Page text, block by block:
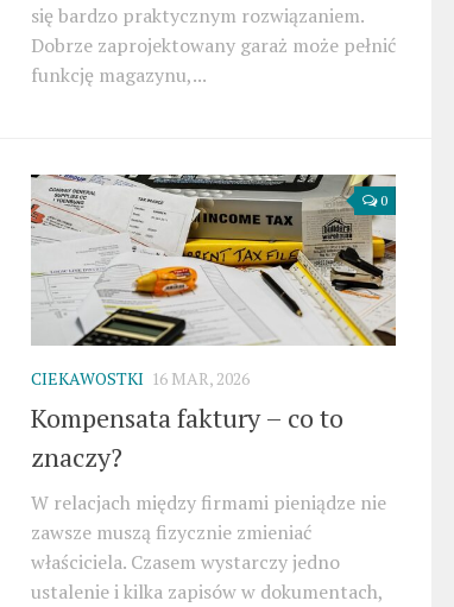
się bardzo praktycznym rozwiązaniem.
Dobrze zaprojektowany garaż może pełnić
funkcję magazynu,...
0
CIEKAWOSTKI 16 MAR, 2026
Kompensata faktury – co to
znaczy?
W relacjach między firmami pieniądze nie
zawsze muszą fizycznie zmieniać
właściciela. Czasem wystarczy jedno
ustalenie i kilka zapisów w dokumentach,